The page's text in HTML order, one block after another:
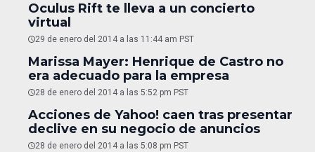
Oculus Rift te lleva a un concierto
virtual
29 de enero del 2014 a las 11:44 am PST
Marissa Mayer: Henrique de Castro no
era adecuado para la empresa
28 de enero del 2014 a las 5:52 pm PST
Acciones de Yahoo! caen tras presentar
declive en su negocio de anuncios
28 de enero del 2014 a las 5:08 pm PST